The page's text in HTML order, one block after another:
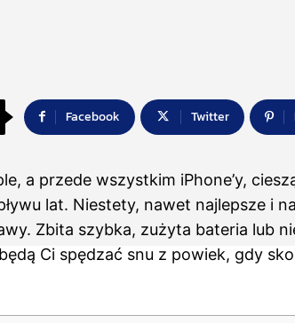
Facebook Twitter
a przede wszystkim iPhone’y,
lat. Niestety, nawet najlepsze i
Zbita szybka, zużyta bateria lub
Ci spędzać snu z powiek, gdy